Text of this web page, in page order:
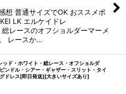
想 普通サイズでOK おススメポ
LK エルケイドレ
レースのオフショルダーマーメ
レースか…
ド・ホワイト・総レース・オフショルダ
ンドル・シアー・ギャザー・スリット・タイ
ドレス[即日発送][大きいサイズあり]